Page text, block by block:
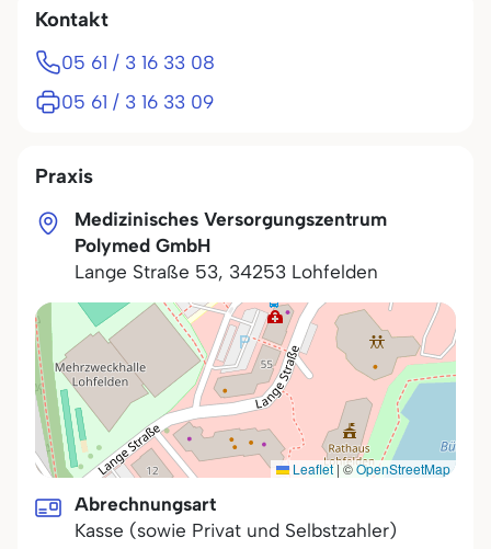
Praxis
Medizinisches Versorgungszentrum
Polymed GmbH
Lange Straße 53, 34253 Lohfelden
Leaflet|©OpenStreetMap
Abrechnungsart
Kasse (sowie Privat und Selbstzahler)
Kontakt
05 61 / 3 16 33 08
05 61 / 3 16 33 09